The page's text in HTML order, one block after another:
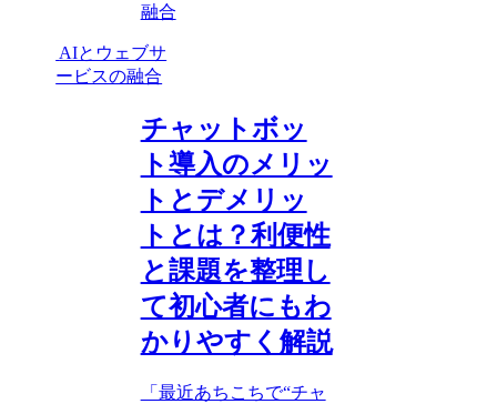
融合
AIとウェブサ
ービスの融合
チャットボッ
ト導入のメリッ
トとデメリッ
トとは？利便性
と課題を整理し
て初心者にもわ
かりやすく解説
「最近あちこちで“チャ